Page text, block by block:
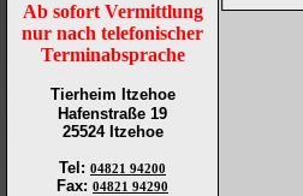
Ab sofort Vermittlung
nur nach telefonischer
Terminabsprache
Tierheim Itzehoe
Hafenstraße 19
25524 Itzehoe
Tel : 04821 94200
Fax: 04821 94290